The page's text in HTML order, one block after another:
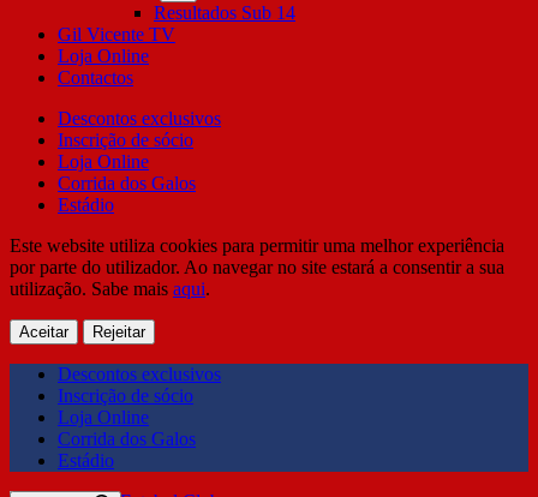
Resultados Sub 14
Gil Vicente TV
Loja Online
Contactos
Descontos exclusivos
Inscrição de sócio
Loja Online
Corrida dos Galos
Estádio
Este website utiliza cookies para permitir uma melhor experiência
por parte do utilizador. Ao navegar no site estará a consentir a sua
utilização. Sabe mais aqui.
Aceitar Rejeitar
Descontos exclusivos
Inscrição de sócio
Loja Online
Corrida dos Galos
Estádio